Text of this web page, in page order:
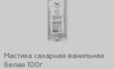
Мастика сахарная ванильная
белая 100г